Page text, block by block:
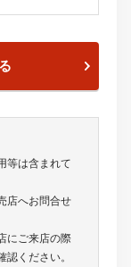
等は含まれて
店へお問合せ
にご来店の際
ください。